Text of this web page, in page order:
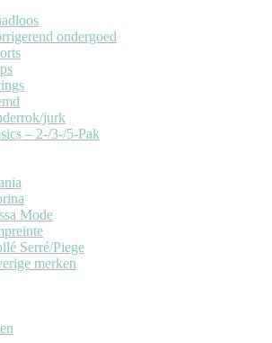
ondergoed
jurk
– 2-/3-/5-Pak
Mode
Serré/Piege
merken